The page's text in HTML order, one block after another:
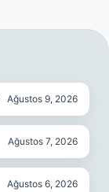
Ağustos 9, 2026
Ağustos 7, 2026
Ağustos 6, 2026